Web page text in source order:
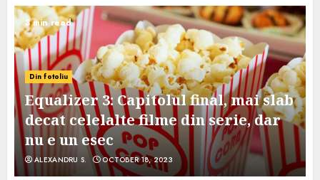
3 min read
Din fotoliu
Equalizer 3: Capitolul final, mai slab
decat celelalte filme din serie, dar
nu e un esec
ALEXANDRU S. OCTOBER 18, 2023